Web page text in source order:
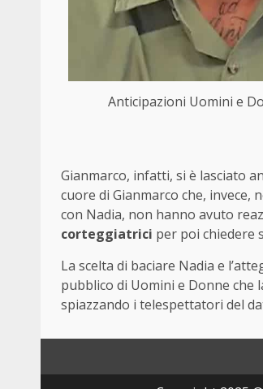
Anticipazioni Uomini e
Gianmarco, infatti, si è lasciato
cuore di Gianmarco che, invece,
con Nadia, non hanno avuto
corteggiatrici per poi chiedere
La scelta di baciare Nadia e
pubblico di Uomini e Donne che
spiazzando i telespettatori del